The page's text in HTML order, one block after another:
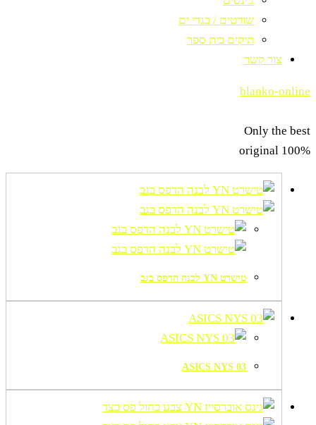
שורטים / בגדי ים
תיקים בית ספר
צור קשר
blanko-online
Only the best
original 100%
טישרט YN לבנה הדפס בגב
ASICS NYS 03